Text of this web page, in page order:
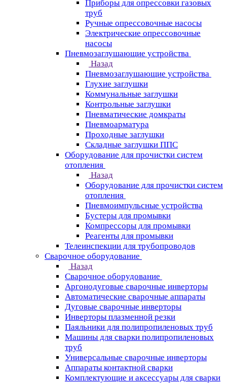
Приборы для опрессовки газовых
труб
Ручные опрессовочные насосы
Электрические опрессовочные
насосы
Пневмозаглушающие устройства
Назад
Пневмозаглушающие устройства
Глухие заглушки
Коммунальные заглушки
Контрольные заглушки
Пневматические домкраты
Пневмоарматура
Проходные заглушки
Складные заглушки ППС
Оборудование для прочистки систем
отопления
Назад
Оборудование для прочистки систем
отопления
Пневмоимпульсные устройства
Бустеры для промывки
Компрессоры для промывки
Реагенты для промывки
Телеинспекции для трубопроводов
Сварочное оборудование
Назад
Сварочное оборудование
Аргонодуговые сварочные инверторы
Автоматические сварочные аппараты
Дуговые сварочные инверторы
Инверторы плазменной резки
Паяльники для полипропиленовых труб
Машины для сварки полипропиленовых
труб
Универсальные сварочные инверторы
Аппараты контактной сварки
Комплектующие и аксессуары для сварки